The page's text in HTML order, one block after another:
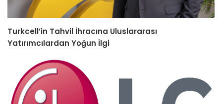
Turkcell’in Tahvil İhracına Uluslararası
Yatırımcılardan Yoğun İlgi